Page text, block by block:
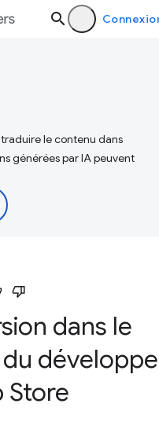
le contenu dans
générées par IA peuvent
dans le
Store